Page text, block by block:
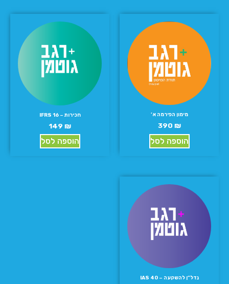
מימון הפירמה א’
390 ₪
הוספה לסל
חכירות – IFRS 16
149 ₪
הוספה לסל
נדל”ן להשקעה – IAS 40